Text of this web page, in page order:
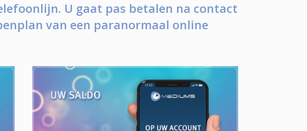
U gaat pas betalen na contact
van een paranormaal online